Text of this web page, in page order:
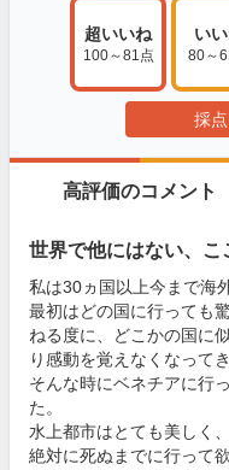
超いいね
100～81点
い
80～
採
高評価のコメント
世界で他にはない、こ
私は30ヵ国以上今まで海
最初はどの国に行っても
ねる度に、どこかの国に
り感動を覚えなくなって
そんな時にベネチアに行
た。
水上都市はとても美しく
絶対に死ぬまでに行って